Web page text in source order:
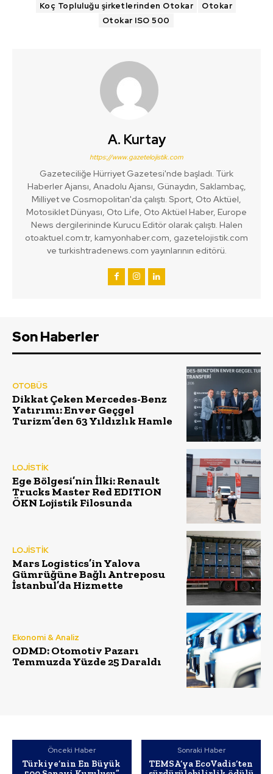
Koç Topluluğu şirketlerinden Otokar
Otokar
Otokar ISO 500
A. Kurtay
https://www.gazetelojistik.com
Gazeteciliğe Hürriyet Gazetesi'nde başladı. Türk
Haberler Ajansı, Anadolu Ajansı, Günaydın, Saklambaç,
Milliyet ve Cosmopolitan'da çalıştı. Sport, Oto Aktüel,
Motosiklet Dünyası, Oto Life, Oto Aktüel Haber, Europe
News dergilerininde Kurucu Editör olarak çalıştı. Halen
otoaktuel.com.tr, kamyonhaber.com, gazetelojistik.com
ve turkishtradenews.com yayınlarının editörü.
Son Haberler
OTOBÜS
Dikkat Çeken Mercedes-Benz
Yatırımı: Enver Geçgel
Turizm’den 63 Yıldızlık Hamle
LOJİSTİK
Ege Bölgesi’nin İlki: Renault
Trucks Master Red EDITION
ÖKN Lojistik Filosunda
LOJİSTİK
Mars Logistics’in Yalova
Gümrüğüne Bağlı Antreposu
İstanbul’da Hizmette
Ekonomi & Analiz
ODMD: Otomotiv Pazarı
Temmuzda Yüzde 25 Daraldı
Önceki Haber
Türkiye’nin En Büyük
Sonraki Haber
TEMSA’ya EcoVadis’ten